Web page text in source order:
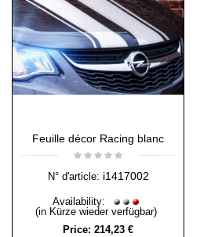
Feuille décor Racing blanc
N° d'article: i1417002
Availability:
(in Kürze wieder verfügbar)
Price: 214,23 €